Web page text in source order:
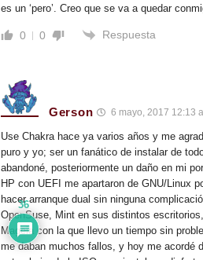
es un ‘pero’. Creo que se va a quedar
0 0 Respuesta
Gerson 6 mayo, 2017 12:13
Use Chakra hace ya varios años y me
puro y yo; ser un fanático de instalar de
abandoné, posteriormente un daño en mi
HP con UEFI me apartaron de GNU/Linux
hacer arranque dual sin ninguna
OpenSuse, Mint en sus distintos
Mageia con la que llevo un tiempo sin
me daban muchos fallos, y hoy me acordé
36